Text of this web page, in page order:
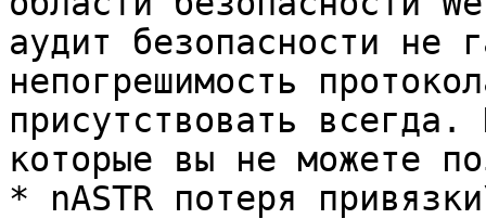
аудит безопасности не
непогрешимость
присутствовать
которые вы не можете
* nASTR потеря